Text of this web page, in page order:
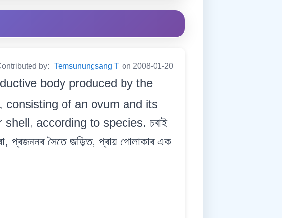
by: Temsunungsang T on 2008-01-20
body produced by the
consisting of an ovum and its
according to species. চৰাই
প্ৰজননৰ সৈতে জড়িত, প্ৰায় গোলাকাৰ এক